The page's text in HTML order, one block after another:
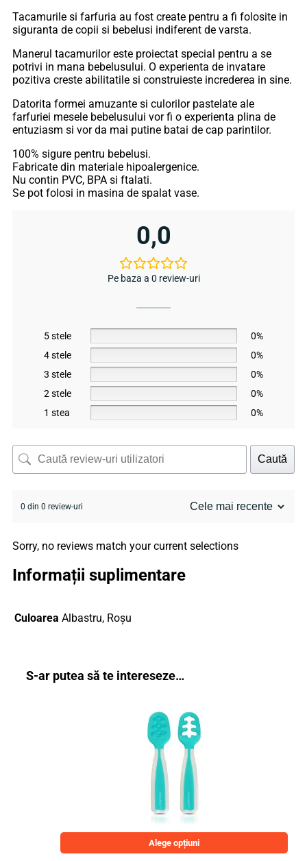
Tacamurile si farfuria au fost create pentru a fi folosite in
siguranta de copii si bebelusi indiferent de varsta.
Manerul tacamurilor este proiectat special pentru a se
potrivi in mana bebelusului. O experienta de invatare
pozitiva creste abilitatile si construieste increderea in sine.
Datorita formei amuzante si culorilor pastelate ale
farfuriei mesele bebelusului vor fi o experienta plina de
entuziasm si vor da mai putine batai de cap parintilor.
100% sigure pentru bebelusi.
Fabricate din materiale hipoalergenice.
Nu contin PVC, BPA si ftalati.
Se pot folosi in masina de spalat vase.
0,0
Pe baza a 0 review-uri
5 stele
0%
4 stele
0%
3 stele
0%
2 stele
0%
1 stea
0%
Caută
0 din 0 review-uri
Sorry, no reviews match your current selections
Informații suplimentare
Culoarea Albastru, Roșu
S-ar putea să te intereseze…
Alege opțiuni